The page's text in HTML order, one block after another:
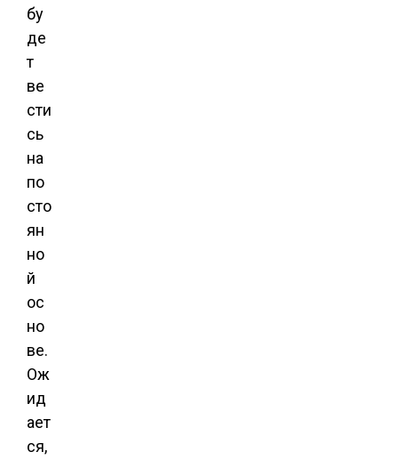
бу
де
т
ве
сти
сь
на
по
сто
ян
но
й
ос
но
ве.
Ож
ид
ает
ся,